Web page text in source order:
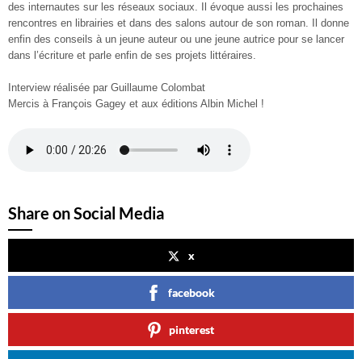
des internautes sur les réseaux sociaux. Il évoque aussi les prochaines
rencontres en librairies et dans des salons autour de son roman. Il donne
enfin des conseils à un jeune auteur ou une jeune autrice pour se lancer
dans l’écriture et parle enfin de ses projets littéraires.
Interview réalisée par Guillaume Colombat
Mercis à François Gagey et aux éditions Albin Michel !
Share on Social Media
x
facebook
pinterest